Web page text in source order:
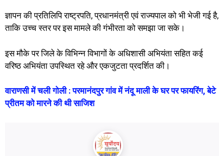
ज्ञापन की प्रतिलिपि राष्ट्रपति, प्रधानमंत्री एवं राज्यपाल को भी भेजी गई है,
ताकि उच्च स्तर पर इस मामले की गंभीरता को समझा जा सके।
इस मौके पर जिले के विभिन्न विभागों के अधिशासी अभियंता सहित कई
वरिष्ठ अभियंता उपस्थित रहे और एकजुटता प्रदर्शित की।
वाराणसी में चली गोली : परमानंदपुर गांव में नंदू माली के घर पर फायरिंग, बेटे
प्रीतम को मारने की थी साजिश